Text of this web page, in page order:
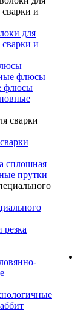
для
сварки и
флюсы
флюсы
сплошная
прутки